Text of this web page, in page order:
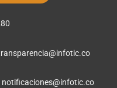
notificaciones@infotic.co